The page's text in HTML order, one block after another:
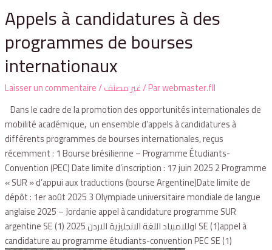
Appels à candidatures à des
programmes de bourses
internationaux
Laisser un commentaire/غير مصنف/ Parwebmaster.fll
Dans le cadre de la promotion des opportunités internationales de
mobilité académique, un ensemble d’appels à candidatures à
différents programmes de bourses internationales, reçus
récemment : 1 Bourse brésilienne – Programme Étudiants-
Convention (PEC) Date limite d’inscription : 17 juin 2025 2 Programme
« SUR » d’appui aux traductions (bourse Argentine)Date limite de
dépôt : 1er août 2025 3 Olympiade universitaire mondiale de langue
anglaise 2025 – Jordanie appel à candidature programme SUR
argentine SE (1) اوللامبياد اللغة الانجليزية الاردن 2025 SE (1)appel à
candidature au programme étudiants-convention PEC SE (1)